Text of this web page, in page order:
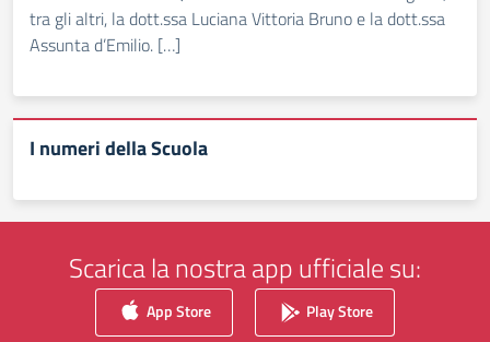
tra gli altri, la dott.ssa Luciana Vittoria Bruno e la dott.ssa
Assunta d’Emilio. […]
I numeri della Scuola
Scarica la nostra app ufficiale su:
App Store Play Store